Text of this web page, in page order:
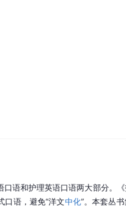
口语和护理英语口语两大部分。
口语，避免“洋文中化”。本套丛